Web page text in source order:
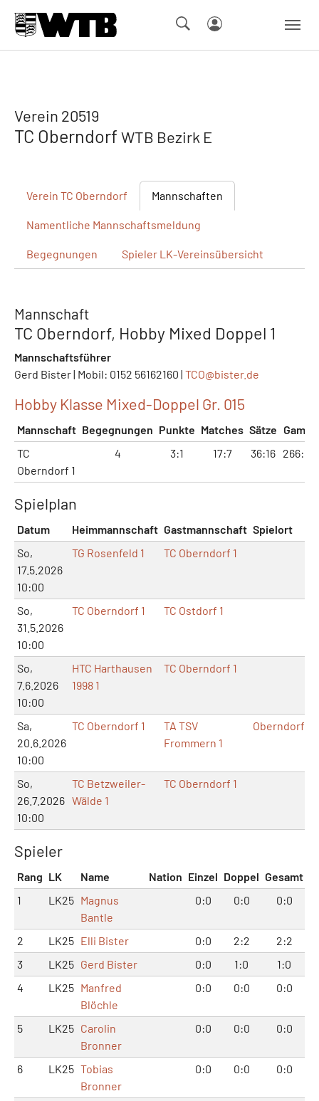
Verein 20519
TC Oberndorf WTB Bezirk E
Verein TC Oberndorf Mannschaften
Namentliche Mannschaftsmeldung
Begegnungen Spieler LK-Vereinsübersicht
Mannschaft
TC Oberndorf, Hobby Mixed Doppel 1
Mannschaftsführer
Gerd Bister | Mobil: 0152 56162160 | TCO@bister.de
Hobby Klasse Mixed-Doppel Gr. 015
Mannschaft Begegnungen Punkte Matches Sätze Games
TC
Oberndorf 1
4 3:1 17:7 36:16 266:171
Spielplan
Datum Heimmannschaft Gastmannschaft Spielort
So,
17.5.2026
10:00
TG Rosenfeld 1 TC Oberndorf 1
So,
31.5.2026
10:00
TC Oberndorf 1 TC Ostdorf 1
So,
7.6.2026
10:00
HTC Harthausen
1998 1
TC Oberndorf 1
Sa,
20.6.2026
10:00
TC Oberndorf 1
TA TSV
Frommern 1
Oberndorf
So,
26.7.2026
10:00
TC Betzweiler-
Wälde 1
TC Oberndorf 1
Spieler
Rang LK Name Nation Einzel Doppel Gesamt
1
LK25 Magnus
Bantle
0:0 0:0 0:0
2 LK25 Elli Bister 0:0 2:2
2:2
3
LK25 Gerd Bister 0:0 1:0
1:0
4
LK25 Manfred
Blöchle
0:0 0:0 0:0
5 LK25 Carolin
Bronner
0:0 0:0 0:0
6 LK25 Tobias
Bronner
0:0 0:0 0:0